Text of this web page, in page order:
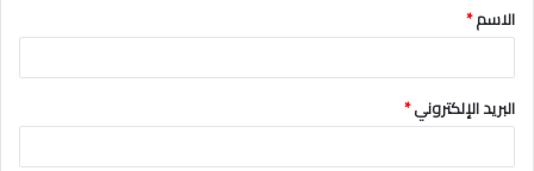
*
الاسم*
البريد الإلكتروني*